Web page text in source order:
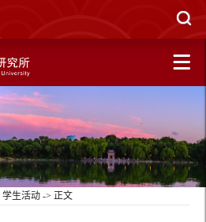
学生活动-> 正文